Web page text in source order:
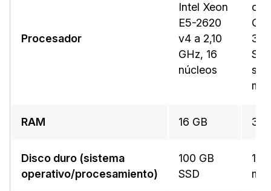
Procesador
Intel Xeon
E5-2620
v4 a 2,10
GHz, 16
núcleos
o
RAM 16 GB 32
Disco duro (sistema
operativo/procesamiento)
100 GB
SSD